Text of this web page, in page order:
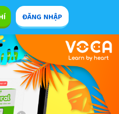
ĐĂNG NHẬP